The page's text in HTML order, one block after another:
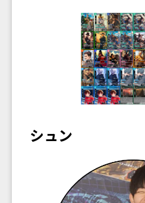
シュン